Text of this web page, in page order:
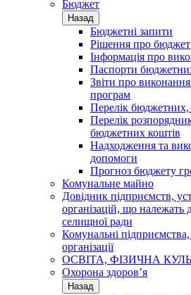
Бюджет
Назад
Бюджетні запити
Рішення про бюджет
Інформація про
Паспорти
Звіти про
програм
Перелік бюджетних,
Перелік
бюджетних коштів
Надходження та
допомоги
Прогноз бюджету
Комунальне майно
Довідник підприємств,
організацій, що належать
селищної ради
Комунальні
організації
ОСВІТА, ФІЗИЧНА
Охорона здоров’я
Назад